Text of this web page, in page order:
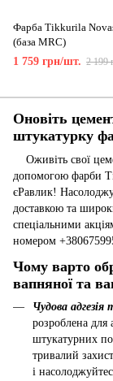
Фарба Tikkurila
(база MRС)
1 759 грн/шт. 2 199
Оновіть
штукатурку
Оживіть свої
допомогою фарби
єРавлик!
доставкою та
спеціальними
номером
Чому варто
вапняної та
Чудова адгезія
розроблена для
штукатурних
тривалий
і